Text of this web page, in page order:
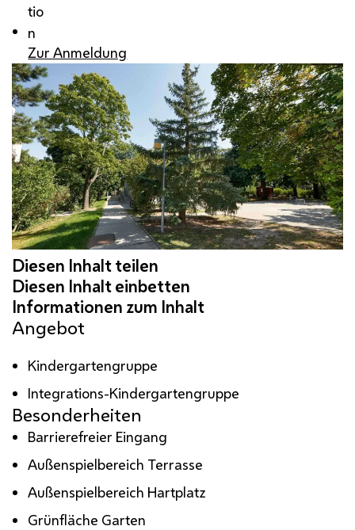
tio
n
Zur Anmeldung
Angebot
Kindergartengruppe
Integrations-Kindergartengruppe
Besonderheiten
Barrierefreier Eingang
Außenspielbereich Terrasse
Außenspielbereich Hartplatz
Grünfläche Garten